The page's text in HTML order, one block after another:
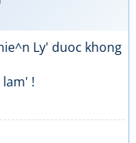
Ly' duoc khong
!